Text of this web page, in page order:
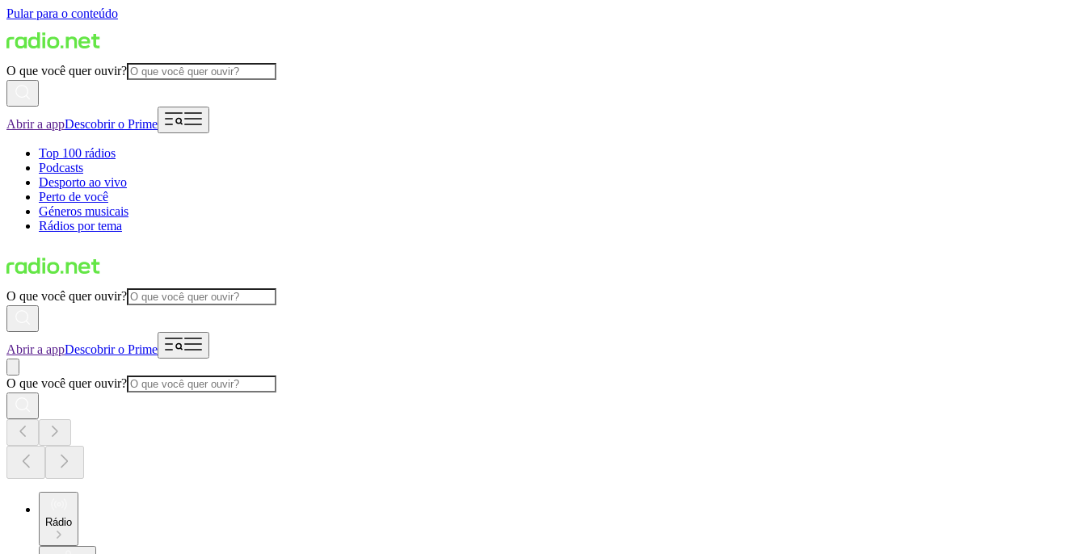
Pular para o conteúdo
O que você quer ouvir?
Abrir a appDescobrir o Prime
Top 100 rádios
Podcasts
Desporto ao vivo
Perto de você
Géneros musicais
Rádios por tema
O que você quer ouvir?
Abrir a appDescobrir o Prime
O que você quer ouvir?
Rádio